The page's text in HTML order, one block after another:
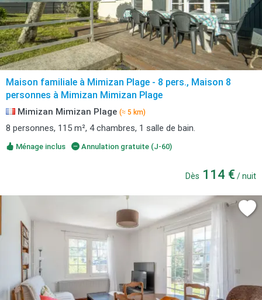
Maison familiale à Mimizan Plage - 8 pers., Maison 8
personnes à Mimizan Mimizan Plage
Mimizan Mimizan Plage (≈ 5 km)
8 personnes, 115 m², 4 chambres, 1 salle de bain.
Ménage inclus Annulation gratuite (J-60)
Dès 114 € / nuit